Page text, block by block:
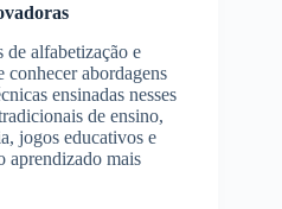
de alfabetização e
conhecer abordagens
ensinadas nesses
de ensino,
jogos educativos e
aprendizado mais